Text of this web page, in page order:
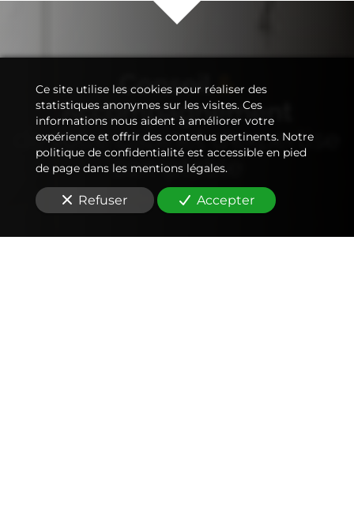
Conseil&
Accompagnement
de votrecabinet d'expertise
comptable
Ce site utilise les cookies pour réaliser des
statistiques anonymes sur les visites. Ces
informations nous aident à améliorer votre
expérience et offrir des contenus pertinents. Notre
politique de confidentialité est accessible en pied
de page dans les mentions légales.
Refuser Accepter